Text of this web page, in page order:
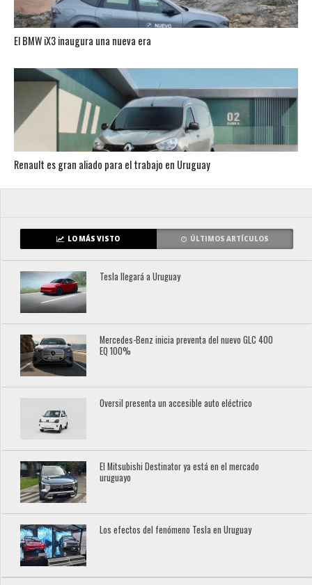
El BMW iX3 inaugura una nueva era
Renault es gran aliado para el trabajo en Uruguay
LO MÁS VISTO ÚLTIMOS ARTÍCULOS
Tesla llegará a Uruguay
Mercedes-Benz inicia preventa del nuevo GLC 400
EQ 100%
Oversil presenta un accesible auto eléctrico
El Mitsubishi Destinator ya está en el mercado
uruguayo
Los efectos del fenómeno Tesla en Uruguay